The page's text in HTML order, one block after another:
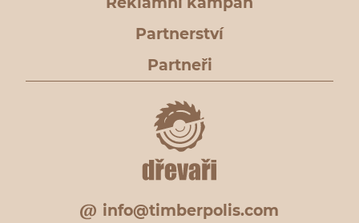
Partnerství
Partneři
info@timberpolis.com